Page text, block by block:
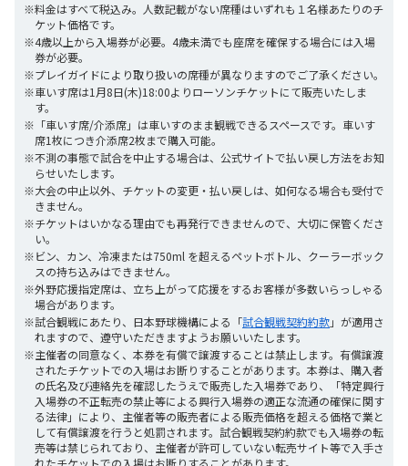
※料金はすべて税込み。人数記載がない席種はいずれも１名様あたりのチ
ケット価格です。
※4歳以上から入場券が必要。4歳未満でも座席を確保する場合には入場
券が必要。
※プレイガイドにより取り扱いの席種が異なりますのでご了承ください。
※車いす席は1月8日(木)18:00よりローソンチケットにて販売いたしま
す。
※「車いす席/介添席」は車いすのまま観戦できるスペースです。車いす
席1枚につき介添席2枚まで購入可能。
※不測の事態で試合を中止する場合は、公式サイトで払い戻し方法をお知
らせいたします。
※大会の中止以外、チケットの変更・払い戻しは、如何なる場合も受付で
きません。
※チケットはいかなる理由でも再発行できませんので、大切に保管くださ
い。
※ビン、カン、冷凍または750ml を超えるペットボトル、クーラーボック
スの持ち込みはできません。
※外野応援指定席は、立ち上がって応援をするお客様が多数いらっしゃる
場合があります。
※試合観戦にあたり、日本野球機構による「試合観戦契約約款」が適用さ
れますので、遵守いただきますようお願いいたします。
※主催者の同意なく、本券を有償で譲渡することは禁止します。有償譲渡
されたチケットでの入場はお断りすることがあります。本券は、購入者
の氏名及び連絡先を確認したうえで販売した入場券であり、「特定興行
入場券の不正転売の禁止等による興行入場券の適正な流通の確保に関す
る法律」により、主催者等の販売者による販売価格を超える価格で業と
して有償譲渡を行うと処罰されます。試合観戦契約約款でも入場券の転
売等は禁じられており、主催者が許可していない転売サイト等で入手さ